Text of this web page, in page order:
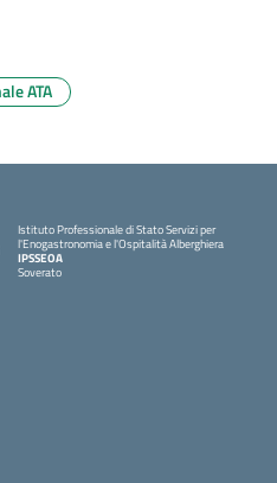
ATA
Istituto Professionale di Stato Servizi per
l'Enogastronomia e l'Ospitalità Alberghiera
IPSSEOA
Soverato